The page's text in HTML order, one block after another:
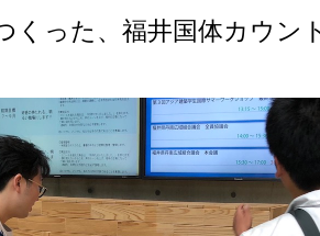
くった、福井国体カウン